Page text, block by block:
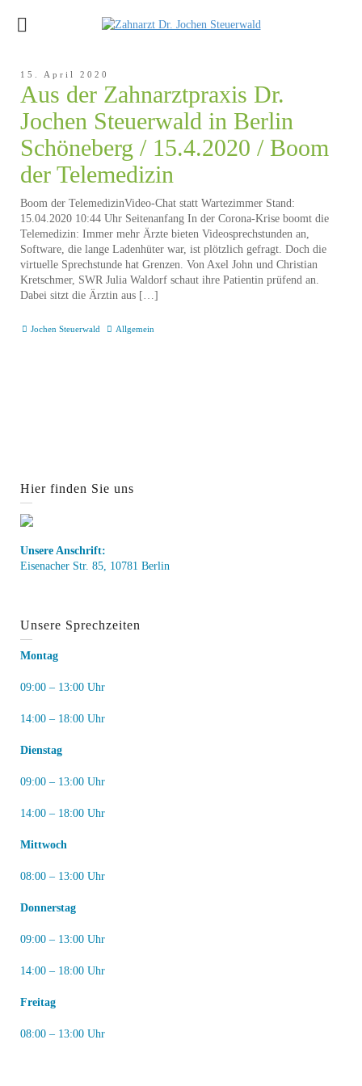
15. April 2020
Aus der Zahnarztpraxis Dr.
Jochen Steuerwald in Berlin
Schöneberg / 15.4.2020 / Boom
der Telemedizin
Boom der TelemedizinVideo-Chat statt Wartezimmer Stand:
15.04.2020 10:44 Uhr Seitenanfang In der Corona-Krise boomt die
Telemedizin: Immer mehr Ärzte bieten Videosprechstunden an,
Software, die lange Ladenhüter war, ist plötzlich gefragt. Doch die
virtuelle Sprechstunde hat Grenzen. Von Axel John und Christian
Kretschmer, SWR Julia Waldorf schaut ihre Patientin prüfend an.
Dabei sitzt die Ärztin aus […]
Jochen Steuerwald Allgemein
Hier finden Sie uns
Unsere Anschrift:
Eisenacher Str. 85, 10781 Berlin
Unsere Sprechzeiten
Montag
09:00 – 13:00 Uhr
14:00 – 18:00 Uhr
Dienstag
09:00 – 13:00 Uhr
14:00 – 18:00 Uhr
Mittwoch
08:00 – 13:00 Uhr
Donnerstag
09:00 – 13:00 Uhr
14:00 – 18:00 Uhr
Freitag
08:00 – 13:00 Uhr